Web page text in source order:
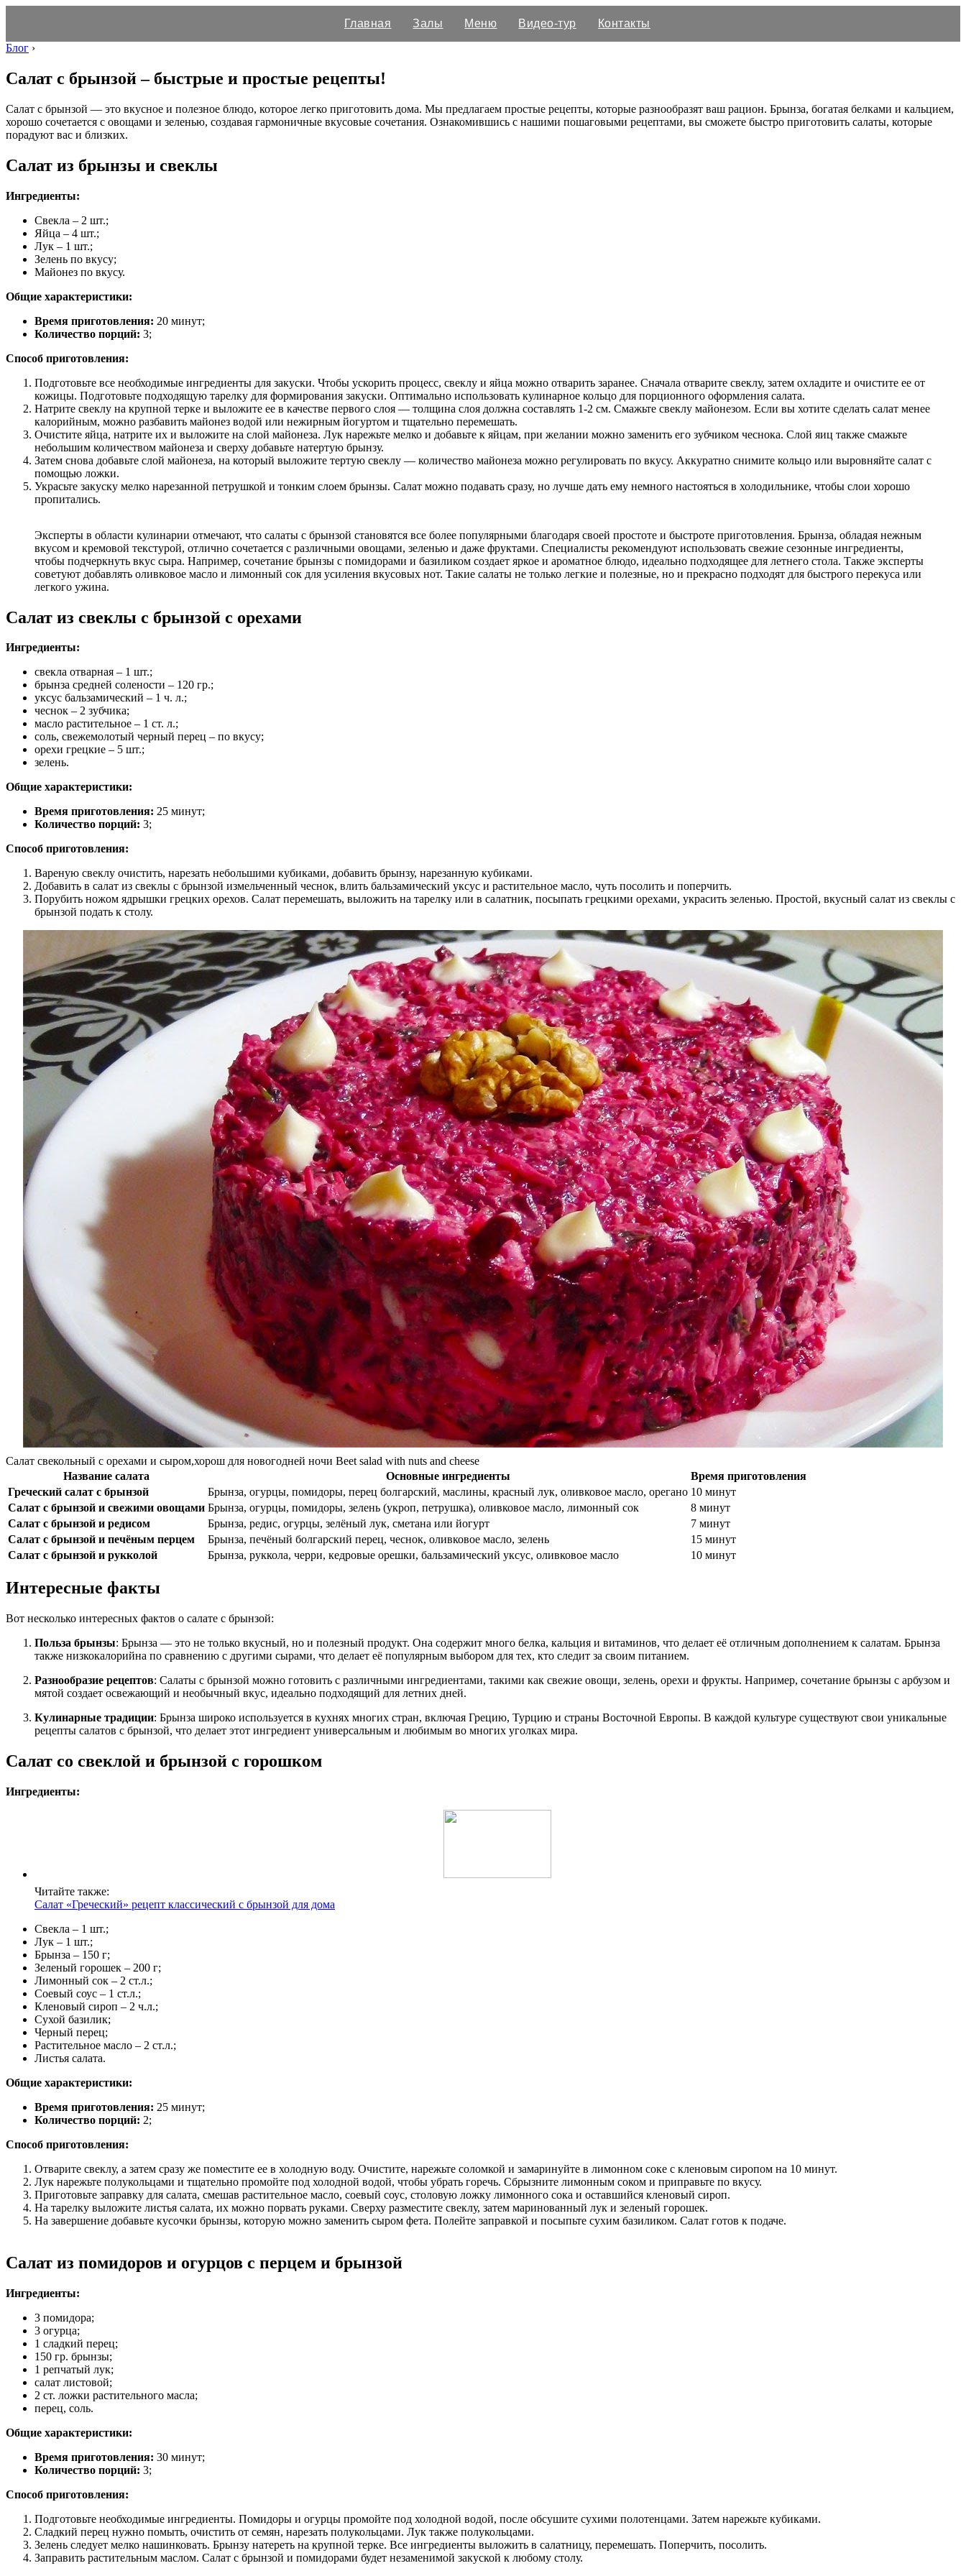
Главная Залы Меню Видео-тур
Контакты
Блог ›
Салат с брынзой – быстрые и простые рецепты!
Салат с брынзой — это вкусное и полезное блюдо, которое легко приготовить дома. Мы предлагаем простые рецепты, которые разнообразят ваш рацион. Брынза, богатая белками и кальцием,
хорошо сочетается с овощами и зеленью, создавая гармоничные вкусовые сочетания. Ознакомившись с нашими пошаговыми рецептами, вы сможете быстро приготовить салаты, которые
порадуют вас и близких.
Салат из брынзы и свеклы
Ингредиенты:
Свекла – 2 шт.;
Яйца – 4 шт.;
Лук – 1 шт.;
Зелень по вкусу;
Майонез по вкусу.
Общие характеристики:
Время приготовления: 20 минут;
Количество порций: 3;
Способ приготовления:
Подготовьте все необходимые ингредиенты для закуски. Чтобы ускорить процесс, свеклу и яйца можно отварить заранее. Сначала отварите свеклу, затем охладите и очистите ее от
кожицы. Подготовьте подходящую тарелку для формирования закуски. Оптимально использовать кулинарное кольцо для порционного оформления салата.
Натрите свеклу на крупной терке и выложите ее в качестве первого слоя — толщина слоя должна составлять 1-2 см. Смажьте свеклу майонезом. Если вы хотите сделать салат менее
калорийным, можно разбавить майонез водой или нежирным йогуртом и тщательно перемешать.
Очистите яйца, натрите их и выложите на слой майонеза. Лук нарежьте мелко и добавьте к яйцам, при желании можно заменить его зубчиком чеснока. Слой яиц также смажьте
небольшим количеством майонеза и сверху добавьте натертую брынзу.
Затем снова добавьте слой майонеза, на который выложите тертую свеклу — количество майонеза можно регулировать по вкусу. Аккуратно снимите кольцо или выровняйте салат с
помощью ложки.
Украсьте закуску мелко нарезанной петрушкой и тонким слоем брынзы. Салат можно подавать сразу, но лучше дать ему немного настояться в холодильнике, чтобы слои хорошо
пропитались.
Эксперты в области кулинарии отмечают, что салаты с брынзой становятся все более популярными благодаря своей простоте и быстроте приготовления. Брынза, обладая нежным
вкусом и кремовой текстурой, отлично сочетается с различными овощами, зеленью и даже фруктами. Специалисты рекомендуют использовать свежие сезонные ингредиенты,
чтобы подчеркнуть вкус сыра. Например, сочетание брынзы с помидорами и базиликом создает яркое и ароматное блюдо, идеально подходящее для летнего стола. Также эксперты
советуют добавлять оливковое масло и лимонный сок для усиления вкусовых нот. Такие салаты не только легкие и полезные, но и прекрасно подходят для быстрого перекуса или
легкого ужина.
Салат из свеклы с брынзой с орехами
Ингредиенты:
свекла отварная – 1 шт.;
брынза средней солености – 120 гр.;
уксус бальзамический – 1 ч. л.;
чеснок – 2 зубчика;
масло растительное – 1 ст. л.;
соль, свежемолотый черный перец – по вкусу;
орехи грецкие – 5 шт.;
зелень.
Общие характеристики:
Время приготовления: 25 минут;
Количество порций: 3;
Способ приготовления:
Вареную свеклу очистить, нарезать небольшими кубиками, добавить брынзу, нарезанную кубиками.
Добавить в салат из свеклы с брынзой измельченный чеснок, влить бальзамический уксус и растительное масло, чуть посолить и поперчить.
Порубить ножом ядрышки грецких орехов. Салат перемешать, выложить на тарелку или в салатник, посыпать грецкими орехами, украсить зеленью. Простой, вкусный салат из свеклы с
брынзой подать к столу.
Салат свекольный с орехами и сыром,хорош для новогодней ночи Beet salad with nuts and cheese
Название салата
Основные ингредиенты
Время приготовления
Греческий салат с брынзой
Брынза, огурцы, помидоры, перец болгарский, маслины, красный лук, оливковое масло, орегано 10 минут
Салат с брынзой и свежими овощами Брынза, огурцы, помидоры, зелень (укроп, петрушка), оливковое масло, лимонный сок
8 минут
Салат с брынзой и редисом
Брынза, редис, огурцы, зелёный лук, сметана или йогурт
7 минут
Салат с брынзой и печёным перцем
Брынза, печёный болгарский перец, чеснок, оливковое масло, зелень
15 минут
Салат с брынзой и рукколой
Брынза, руккола, черри, кедровые орешки, бальзамический уксус, оливковое масло 10 минут
Интересные факты
Вот несколько интересных фактов о салате с брынзой:
Польза брынзы: Брынза — это не только вкусный, но и полезный продукт. Она содержит много белка, кальция и витаминов, что делает её отличным дополнением к салатам. Брынза
также низкокалорийна по сравнению с другими сырами, что делает её популярным выбором для тех, кто следит за своим питанием.
Разнообразие рецептов: Салаты с брынзой можно готовить с различными ингредиентами, такими как свежие овощи, зелень, орехи и фрукты. Например, сочетание брынзы с арбузом и
мятой создает освежающий и необычный вкус, идеально подходящий для летних дней.
Кулинарные традиции: Брынза широко используется в кухнях многих стран, включая Грецию, Турцию и страны Восточной Европы. В каждой культуре существуют свои уникальные
рецепты салатов с брынзой, что делает этот ингредиент универсальным и любимым во многих уголках мира.
Салат со свеклой и брынзой с горошком
Ингредиенты:
Читайте также:
Салат «Греческий» рецепт классический с брынзой для дома
Свекла – 1 шт.;
Лук – 1 шт.;
Брынза – 150 г;
Зеленый горошек – 200 г;
Лимонный сок – 2 ст.л.;
Соевый соус – 1 ст.л.;
Кленовый сироп – 2 ч.л.;
Сухой базилик;
Черный перец;
Растительное масло – 2 ст.л.;
Листья салата.
Общие характеристики:
Время приготовления: 25 минут;
Количество порций: 2;
Способ приготовления:
Отварите свеклу, а затем сразу же поместите ее в холодную воду. Очистите, нарежьте соломкой и замаринуйте в лимонном соке с кленовым сиропом на 10 минут.
Лук нарежьте полукольцами и тщательно промойте под холодной водой, чтобы убрать горечь. Сбрызните лимонным соком и приправьте по вкусу.
Приготовьте заправку для салата, смешав растительное масло, соевый соус, столовую ложку лимонного сока и оставшийся кленовый сироп.
На тарелку выложите листья салата, их можно порвать руками. Сверху разместите свеклу, затем маринованный лук и зеленый горошек.
На завершение добавьте кусочки брынзы, которую можно заменить сыром фета. Полейте заправкой и посыпьте сухим базиликом. Салат готов к подаче.
Салат из помидоров и огурцов с перцем и брынзой
Ингредиенты:
3 помидора;
3 огурца;
1 сладкий перец;
150 гр. брынзы;
1 репчатый лук;
салат листовой;
2 ст. ложки растительного масла;
перец, соль.
Общие характеристики:
Время приготовления: 30 минут;
Количество порций: 3;
Способ приготовления:
Подготовьте необходимые ингредиенты. Помидоры и огурцы промойте под холодной водой, после обсушите сухими полотенцами. Затем нарежьте кубиками.
Сладкий перец нужно помыть, очистить от семян, нарезать полукольцами. Лук также полукольцами.
Зелень следует мелко нашинковать. Брынзу натереть на крупной терке. Все ингредиенты выложить в салатницу, перемешать. Поперчить, посолить.
Заправить растительным маслом. Салат с брынзой и помидорами будет незаменимой закуской к любому столу.